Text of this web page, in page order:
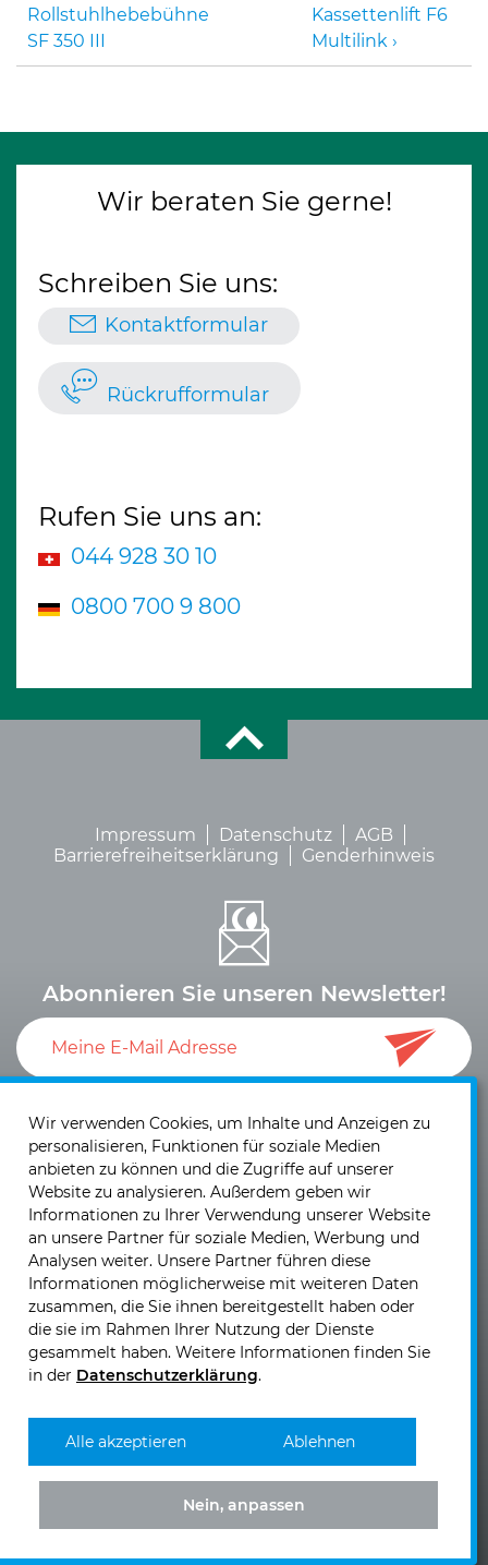
Rollstuhlhebebühne
SF 350 III
Kassettenlift F6
Multilink
Wir beraten Sie gerne!
Schreiben Sie uns:
Kontaktformular
Rückrufformular
Rufen Sie uns an:
044 928 30 10
0800 700 9 800
Impressum Datenschutz
AGB
Barrierefreiheitserklärung
Genderhinweis
Abonnieren Sie unseren Newsletter!
Einwilligung zum Versand von Neuigkeiten und
Informationen.
KIRCHHOFF Mobility AG
Laubisrütistrasse 74
CH - 8712 Stäfa
Telefon: +41 (0)44 - 928 30 10
MobilityMobility
KIRCHHOFF
Mobility
KIRCHHOFF
Mobility
Wir verwenden Cookies, um Inhalte und Anzeigen zu
personalisieren, Funktionen für soziale Medien
anbieten zu können und die Zugriffe auf unserer
Website zu analysieren. Außerdem geben wir
Informationen zu Ihrer Verwendung unserer Website
an unsere Partner für soziale Medien, Werbung und
Analysen weiter. Unsere Partner führen diese
Informationen möglicherweise mit weiteren Daten
zusammen, die Sie ihnen bereitgestellt haben oder
die sie im Rahmen Ihrer Nutzung der Dienste
gesammelt haben. Weitere Informationen finden Sie
in der Datenschutzerklärung.
Nein, anpassen
Ablehnen
Alle akzeptieren